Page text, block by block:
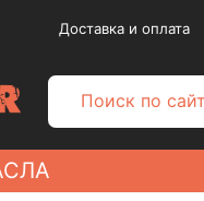
Доставка и оплата